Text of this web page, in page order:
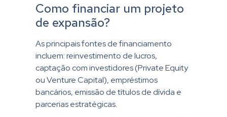
Como financiar um projeto
de expansão?
As principais fontes de financiamento
incluem: reinvestimento de lucros,
captação com investidores (Private Equity
ou Venture Capital), empréstimos
bancários, emissão de títulos de dívida e
parcerias estratégicas.